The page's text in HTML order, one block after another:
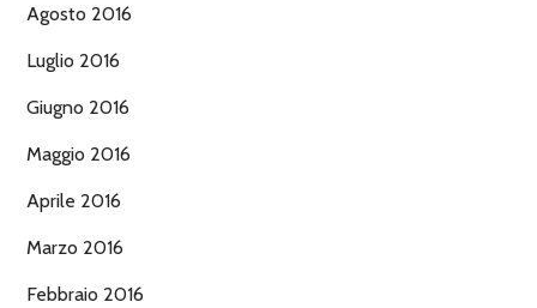
Agosto 2016
Luglio 2016
Giugno 2016
Maggio 2016
Aprile 2016
Marzo 2016
Febbraio 2016